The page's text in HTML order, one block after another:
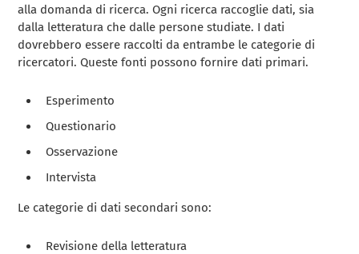
alla domanda di ricerca. Ogni ricerca raccoglie dati, sia
dalla letteratura che dalle persone studiate. I dati
dovrebbero essere raccolti da entrambe le categorie di
ricercatori. Queste fonti possono fornire dati primari.
Esperimento
Questionario
Osservazione
Intervista
Le categorie di dati secondari sono:
Revisione della letteratura